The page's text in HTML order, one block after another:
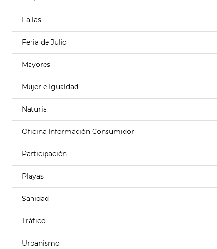
Fallas
Feria de Julio
Mayores
Mujer e Igualdad
Naturia
Oficina Información Consumidor
Participación
Playas
Sanidad
Tráfico
Urbanismo